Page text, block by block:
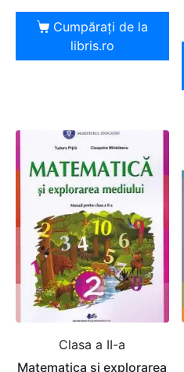
Cumpărați de la
libris.ro
Clasa a II-a
Matematica si explorarea